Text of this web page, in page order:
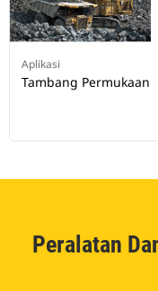
Aplikasi
Tambang Permukaan
Peralatan